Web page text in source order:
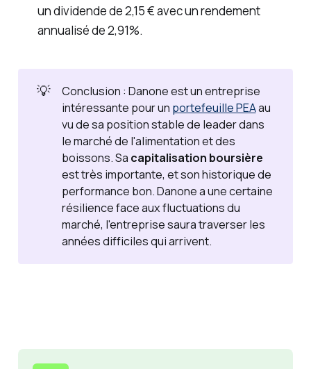
un dividende de 2,15 € avec un rendement
annualisé de 2,91%.
💡
Conclusion : Danone est un entreprise
intéressante pour un portefeuille PEAau
vu de sa position stable de leader dans
le marché de l'alimentation et des
boissons. Sa capitalisation boursière
est très importante, et son historique de
performance bon. Danone a une certaine
résilience face aux fluctuations du
marché, l'entreprise saura traverser les
années difficiles qui arrivent.